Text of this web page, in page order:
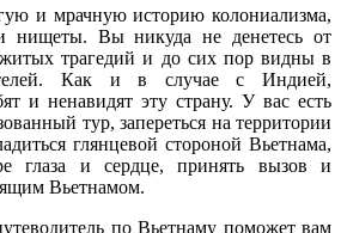
и мрачную историю колониализма,
нищеты. Вы никуда не денетесь от
трагедий и до сих пор видны в
Как и в случае с Индией,
и ненавидят эту страну. У вас есть
тур, запереться на территории
глянцевой стороной Вьетнама,
глаза и сердце, принять вызов и
Вьетнамом.
по Вьетнаму поможет вам